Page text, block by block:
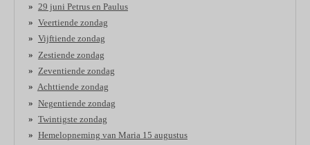
29 juni Petrus en Paulus
Veertiende zondag
Vijftiende zondag
Zestiende zondag
Zeventiende zondag
Achttiende zondag
Negentiende zondag
Twintigste zondag
Hemelopneming van Maria 15 augustus